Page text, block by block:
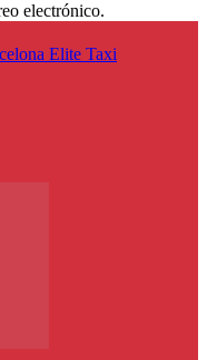
electrónico.
Elite Taxi